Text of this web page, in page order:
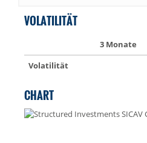
VOLATILITÄT
3 Monate
Volatilität
CHART